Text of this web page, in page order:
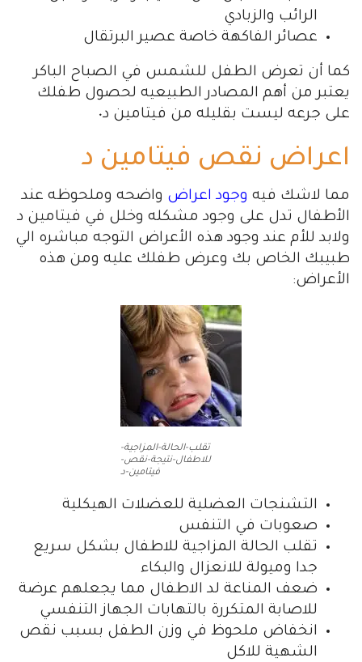
الرائب والزبادي
عصائر الفاكهة خاصة عصير البرتقال
كما أن تعرض الطفل للشمس في الصباح الباكر
يعتبر من أهم المصادر الطبيعيه لحصول طفلك
على جرعه ليست بقليله من فيتامين د٠
اعراض نقص فيتامين د
مما لاشك فيه وجود اعراض واضحه وملحوظه عند
الأطفال تدل على وجود مشكله وخلل في فيتامين د
ولابد للأم عند وجود هذه الأعراض التوجه مباشره الي
طبيبك الخاص بك وعرض طفلك عليه ومن هذه
الأعراض:
تقلب-الحالة-المزاجية-
للاطفال-نتيجة-نقص-
فيتامين-د
التشنجات العضلية للعضلات الهيكلية
صعوبات في التنفس
تقلب الحالة المزاجية للاطفال بشكل سريع
جدا وميولة للانعزال والبكاء
ضعف المناعة لد الاطفال مما يجعلهم عرضة
للاصابة المتكررة بالتهابات الجهاز التنفسي
انخفاض ملحوظ في وزن الطفل بسبب نقص
الشهية للاكل